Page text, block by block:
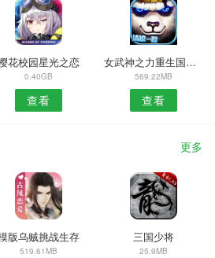
花校园星光之恋
0.40GB
查看
女武神之力重生国际服
569.22MB
查看
更多
版乌贼挑战生存
519.61MB
三国少将
25.9MB